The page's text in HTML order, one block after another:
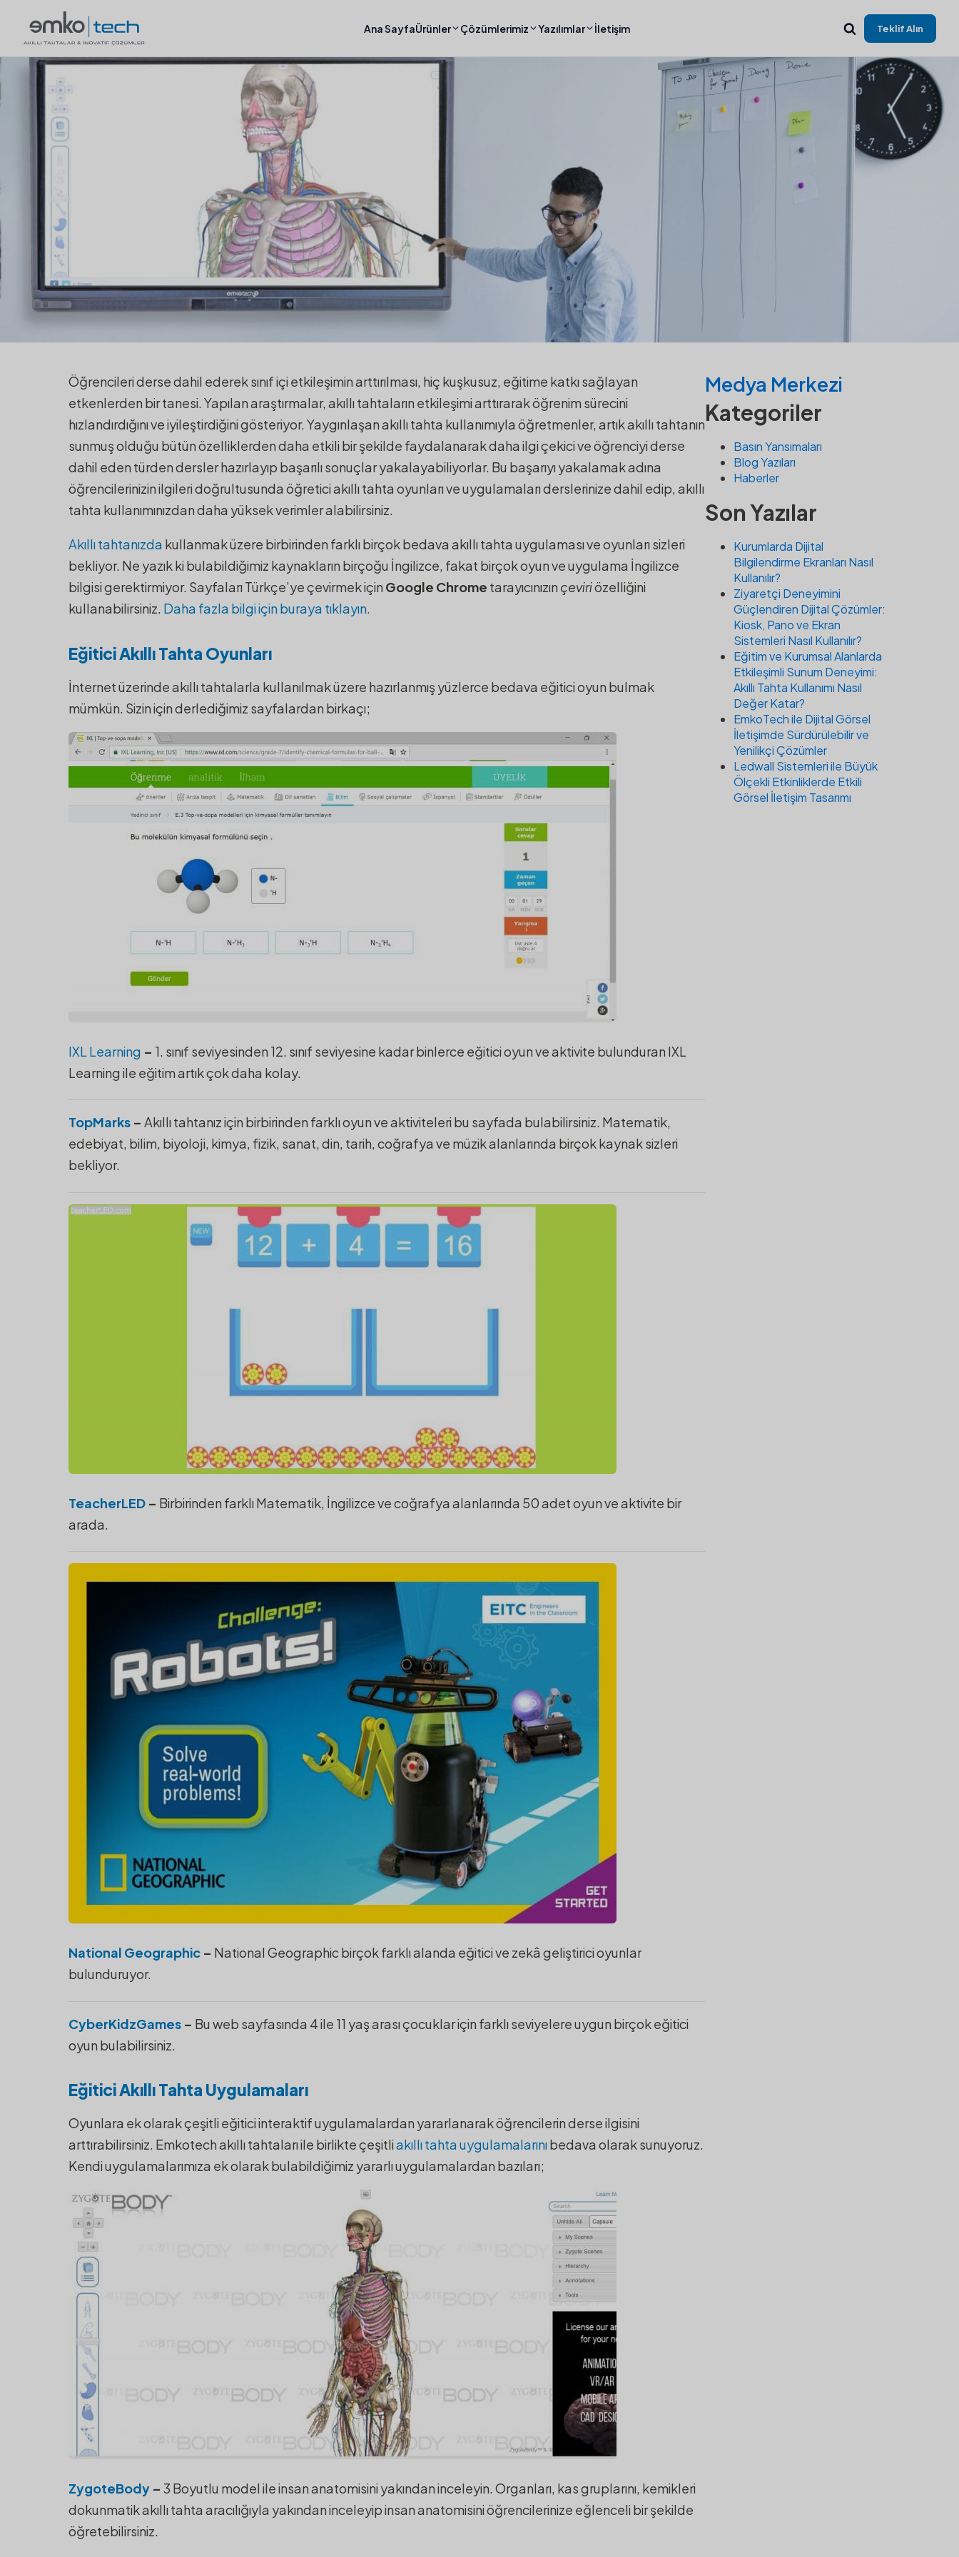
Ana SayfaÜrünler Çözümlerimiz Yazılımlar İletişim Teklif Alın
Oyun ve Uygulama
12/01/2025· Blog Yazıları
Öğrencileri derse dahil ederek sınıf içi etkileşimin arttırılması, hiç kuşkusuz, eğitime katkı sağlayan
etkenlerden bir tanesi. Yapılan araştırmalar, akıllı tahtaların etkileşimi arttırarak öğrenim sürecini
hızlandırdığını ve iyileştirdiğini gösteriyor. Yaygınlaşan akıllı tahta kullanımıyla öğretmenler, artık akıllı tahtanın
sunmuş olduğu bütün özelliklerden daha etkili bir şekilde faydalanarak daha ilgi çekici ve öğrenciyi derse
dahil eden türden dersler hazırlayıp başarılı sonuçlar yakalayabiliyorlar. Bu başarıyı yakalamak adına
öğrencilerinizin ilgileri doğrultusunda öğretici akıllı tahta oyunları ve uygulamaları derslerinize dahil edip, akıllı
tahta kullanımınızdan daha yüksek verimler alabilirsiniz.
Akıllı tahtanızda kullanmak üzere birbirinden farklı birçok bedava akıllı tahta uygulaması ve oyunları sizleri
bekliyor. Ne yazık ki bulabildiğimiz kaynakların birçoğu İngilizce, fakat birçok oyun ve uygulama İngilizce
bilgisi gerektirmiyor. Sayfaları Türkçe’ye çevirmek için Google Chrome tarayıcınızın çeviriözelliğini
kullanabilirsiniz. Daha fazla bilgi için buraya tıklayın.
Eğitici Akıllı Tahta Oyunları
İnternet üzerinde akıllı tahtalarla kullanılmak üzere hazırlanmış yüzlerce bedava eğitici oyun bulmak
mümkün. Sizin için derlediğimiz sayfalardan birkaçı;
IXL Learning – 1. sınıf seviyesinden 12. sınıf seviyesine kadar binlerce eğitici oyun ve aktivite bulunduran IXL
Learning ile eğitim artık çok daha kolay.
TopMarks – Akıllı tahtanız için birbirinden farklı oyun ve aktiviteleri bu sayfada bulabilirsiniz. Matematik,
edebiyat, bilim, biyoloji, kimya, fizik, sanat, din, tarih, coğrafya ve müzik alanlarında birçok kaynak sizleri
bekliyor.
TeacherLED – Birbirinden farklı Matematik, İngilizce ve coğrafya alanlarında 50 adet oyun ve aktivite bir
arada.
National Geographic – National Geographic birçok farklı alanda eğitici ve zekâ geliştirici oyunlar
bulunduruyor.
CyberKidzGames – Bu web sayfasında 4 ile 11 yaş arası çocuklar için farklı seviyelere uygun birçok eğitici
oyun bulabilirsiniz.
Eğitici Akıllı Tahta Uygulamaları
Oyunlara ek olarak çeşitli eğitici interaktif uygulamalardan yararlanarak öğrencilerin derse ilgisini
arttırabilirsiniz. Emkotech akıllı tahtaları ile birlikte çeşitliakıllı tahta uygulamalarınıbedava olarak sunuyoruz.
Kendi uygulamalarımıza ek olarak bulabildiğimiz yararlı uygulamalardan bazıları;
ZygoteBody – 3 Boyutlu model ile insan anatomisini yakından inceleyin. Organları, kas gruplarını, kemikleri
dokunmatik akıllı tahta aracılığıyla yakından inceleyip insan anatomisini öğrencilerinize eğlenceli bir şekilde
öğretebilirsiniz.
Medya Merkezi
Kategoriler
Basın Yansımaları
Blog Yazıları
Haberler
Son Yazılar
Kurumlarda Dijital
Bilgilendirme Ekranları Nasıl
Kullanılır?
Ziyaretçi Deneyimini
Güçlendiren Dijital Çözümler:
Kiosk, Pano ve Ekran
Sistemleri Nasıl Kullanılır?
Eğitim ve Kurumsal Alanlarda
Etkileşimli Sunum Deneyimi:
Akıllı Tahta Kullanımı Nasıl
Değer Katar?
EmkoTech ile Dijital Görsel
İletişimde Sürdürülebilir ve
Yenilikçi Çözümler
Ledwall Sistemleri ile Büyük
Ölçekli Etkinliklerde Etkili
Görsel İletişim Tasarımı